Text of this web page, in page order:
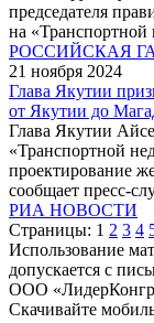
председателя
на «Транспортной
РОССИЙСКАЯ
21 ноября 2024
Глава Якутии
от Якутии до
Глава Якутии
«Транспортной
проектирование
сообщает пресс-
РИА НОВОСТИ
Страницы: 1 2 3 4
Использование
допускается с
ООО
Скачивайте